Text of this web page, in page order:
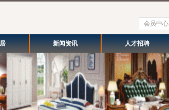
会员中心
新闻资讯 人才招聘